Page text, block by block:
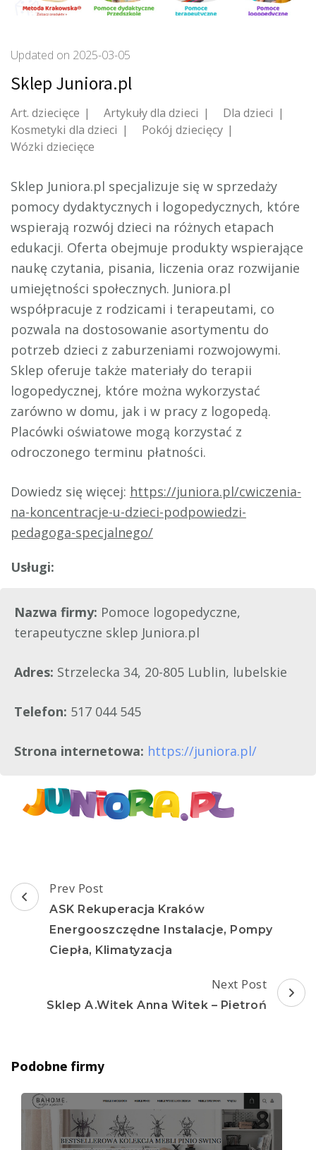
Updated on 2025-03-05
Sklep Juniora.pl
Art. dziecięce Artykuły dla dzieci
Dla dzieci
Kosmetyki dla dzieci
Pokój dziecięcy
Wózki dziecięce
Sklep Juniora.pl specjalizuje się w sprzedaży
pomocy dydaktycznych i logopedycznych, które
wspierają rozwój dzieci na różnych etapach
edukacji. Oferta obejmuje produkty wspierające
naukę czytania, pisania, liczenia oraz rozwijanie
umiejętności społecznych. Juniora.pl
współpracuje z rodzicami i terapeutami, co
pozwala na dostosowanie asortymentu do
potrzeb dzieci z zaburzeniami rozwojowymi.
Sklep oferuje także materiały do terapii
logopedycznej, które można wykorzystać
zarówno w domu, jak i w pracy z logopedą.
Placówki oświatowe mogą korzystać z
odroczonego terminu płatności.
Dowiedz się więcej: https://juniora.pl/cwiczenia-
na-koncentracje-u-dzieci-podpowiedzi-
pedagoga-specjalnego/
Nazwa firmy: Pomoce logopedyczne,
terapeutyczne sklep Juniora.pl
Adres: Strzelecka 34, 20-805 Lublin, lubelskie
Telefon: 517 044 545
Strona internetowa: https://juniora.pl/
Post
Navigation
Prev Post
ASK Rekuperacja Kraków
Energooszczędne Instalacje, Pompy
Ciepła, Klimatyzacja
Next Post
Sklep A.Witek Anna Witek – Pietroń
Podobne firmy